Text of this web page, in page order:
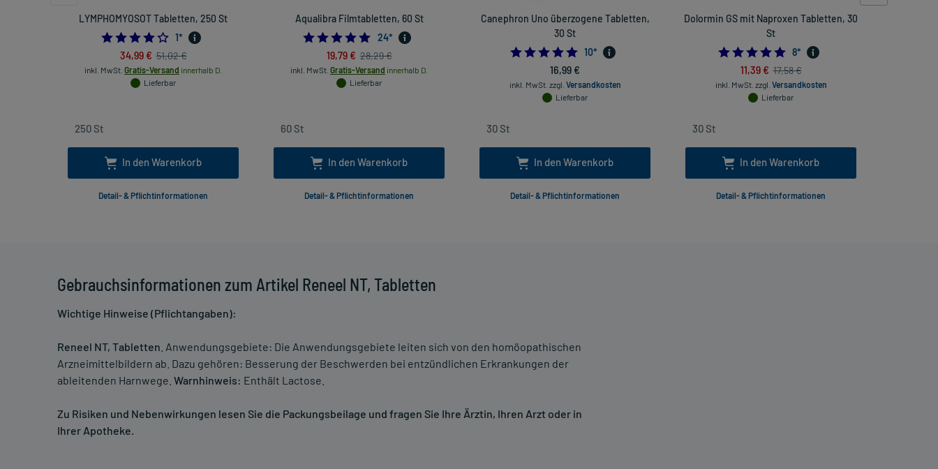
Gebrauchsinformationen zum Artikel Reneel NT, Tabletten
Wichtige Hinweise (Pflichtangaben):
Reneel NT, Tabletten . Anwendungsgebiete: Die Anwendungsgebiete leiten sich von den homöopathischen
Arzneimittelbildern ab. Dazu gehören: Besserung der Beschwerden bei entzündlichen Erkrankungen der
ableitenden Harnwege. Warnhinweis: Enthält Lactose.
Zu Risiken und Nebenwirkungen lesen Sie die Packungsbeilage und fragen Sie Ihre Ärztin, Ihren Arzt oder in
Ihrer Apotheke.
LYMPHOMYOSOT Tabletten, 250 St
4.0
1*
34,99 € 51,02 €
inkl. MwSt. Gratis-Versand innerhalb D.
Lieferbar
In den Warenkorb
Detail- & Pflichtinformationen
Aqualibra Filmtabletten, 60 St
5.0
24*
19,79 € 28,29 €
inkl. MwSt. Gratis-Versand innerhalb D.
Lieferbar
In den Warenkorb
Detail- & Pflichtinformationen
Canephron Uno überzogene Tabletten,
30 St
4.9
10*
16,99 €
inkl. MwSt. zzgl. Versandkosten
Lieferbar
In den Warenkorb
Detail- & Pflichtinformationen
Dolormin GS mit Naproxen Tabletten, 30
St
4.75
8*
11,39 € 17,58 €
inkl. MwSt. zzgl. Versandkosten
Lieferbar
In den Warenkorb
Detail- & Pflichtinformationen